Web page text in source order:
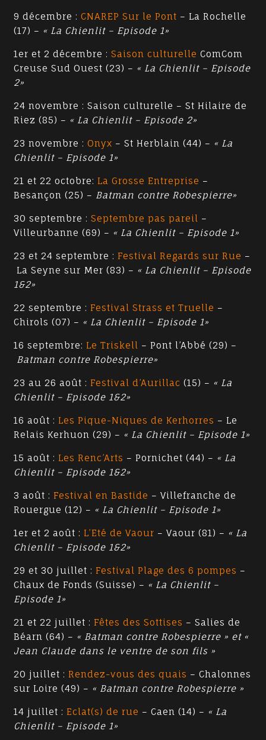
9 décembre :CNAREP Sur le Pont – La Rochelle
(17) – « La Chienlit – Episode 1»
1er et 2 décembre :Saison culturelle ComCom
Creuse Sud Ouest (23) – « La Chienlit – Episode
2»
24 novembre : Saison culturelle – St Hilaire de
Riez (85) – « La Chienlit – Episode 2»
23 novembre :Onyx – St Herblain (44) – « La
Chienlit – Episode 1»
21 et 22 octobre: La Grosse Entreprise –
Besançon (25) – Batman contre Robespierre»
30 septembre :Septembre pas pareil –
Villeurbanne (69) – « La Chienlit – Episode 1»
23 et 24 septembre : Festival Regards sur Rue –
La Seyne sur Mer (83) – « La Chienlit – Episode
1&2»
22 septembre : Festival Strass et Truelle –
Chirols (07) – « La Chienlit – Episode 1»
16 septembre: Le Triskell – Pont l’Abbé (29) –
Batman contre Robespierre»
23 au 26 août : Festival d’Aurillac(15) – « La
Chienlit – Episode 1&2»
16 août : Les Pique-Niques de Kerhorres – Le
Relais Kerhuon (29) – « La Chienlit – Episode 1»
15 août : Les Renc’Arts – Pornichet (44) – « La
Chienlit – Episode 1&2»
3 août : Festival en Bastide – Villefranche de
Rouergue (12) – « La Chienlit – Episode 1»
1er et 2 août : L’Eté de Vaour – Vaour (81) – « La
Chienlit – Episode 1&2»
29 et 30 juillet : Festival Plage des 6 pompes –
Chaux de Fonds (Suisse) – « La Chienlit –
Episode 1»
21 et 22 juillet : Fêtes des Sottises – Salies de
Béarn (64) – « Batman contre Robespierre » et «
Jean Claude dans le ventre de son fils »
20 juillet : Rendez-vous des quais – Chalonnes
sur Loire (49) – « Batman contre Robespierre »
14 juillet : Eclat(s) de rue – Caen (14) – « La
Chienlit – Episode 1»